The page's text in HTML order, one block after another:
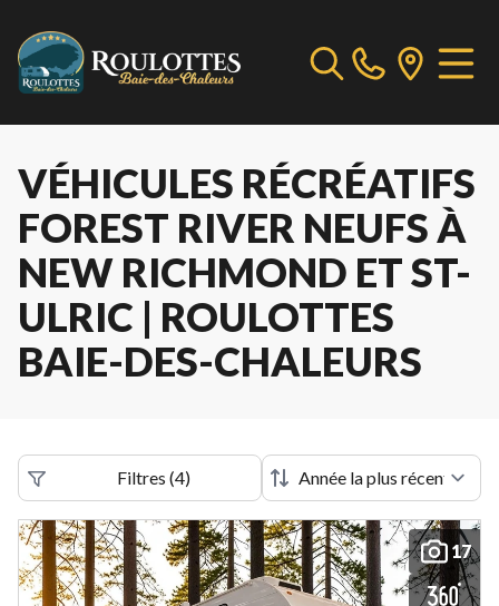
VÉHICULES RÉCRÉATIFS
FOREST RIVER NEUFS À
NEW RICHMOND ET ST-
ULRIC | ROULOTTES
BAIE-DES-CHALEURS
Filtres (4)
17